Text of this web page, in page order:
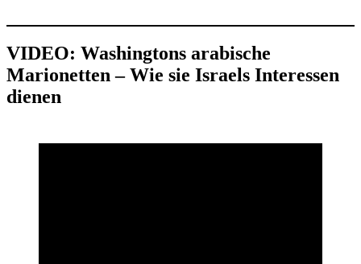
VIDEO: Washingtons arabische
Marionetten – Wie sie Israels Interessen
dienen